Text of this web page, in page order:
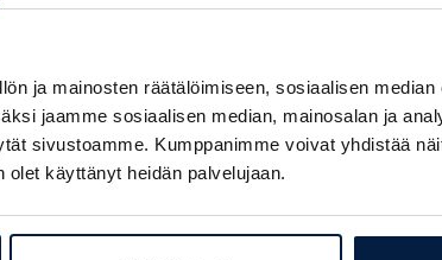
ja mainosten räätälöimiseen, sosiaalisen
jaamme sosiaalisen median, mainosalan ja
sivustoamme. Kumppanimme voivat yhdistää
olet käyttänyt heidän palvelujaan.
Stage V
4490/3990 kg